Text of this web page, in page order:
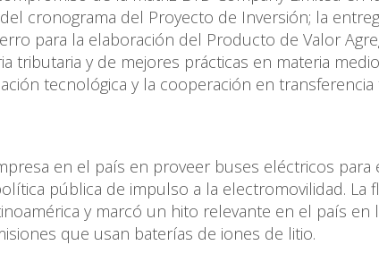
del cronograma del Proyecto de Inversión; la
para la elaboración del Producto de Valor
tributaria y de mejores prácticas en materia
tecnológica y la cooperación en transferencia
en el país en proveer buses eléctricos
pública de impulso a la electromovilidad. La
y marcó un hito relevante en el país en
que usan baterías de iones de litio.